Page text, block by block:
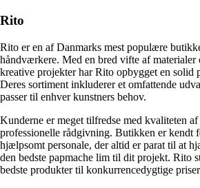
Rito
Rito er en af Danmarks mest populære
håndværkere. Med en bred vifte af
kreative projekter har Rito opbygget en solid
Deres sortiment inkluderer et omfattende
passer til enhver kunstners behov.
Kunderne er meget tilfredse med kvaliteten
professionelle rådgivning. Butikken er kendt
hjælpsomt personale, der altid er parat til at
den bedste papmache lim til dit projekt. Rito
bedste produkter til konkurrencedygtige